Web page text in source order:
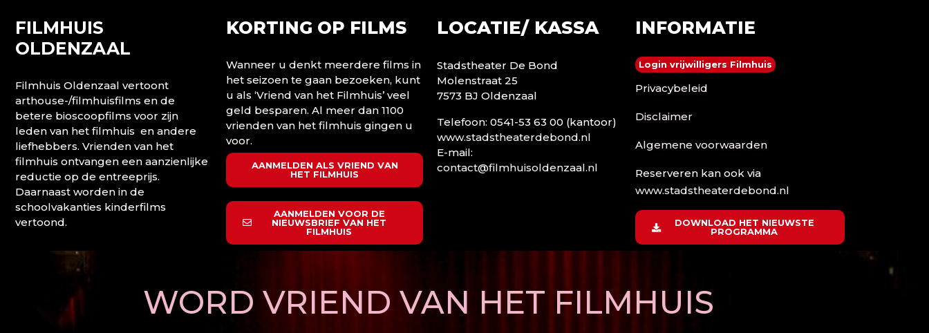
FILMHUIS
OLDENZAAL
Filmhuis Oldenzaal vertoont
arthouse-/filmhuisfilms en de
betere bioscoopfilms voor zijn
leden van het filmhuis en andere
liefhebbers. Vrienden van het
filmhuis ontvangen een aanzienlijke
reductie op de entreeprijs.
Daarnaast worden in de
schoolvakanties kinderfilms
vertoond.
KORTING OP FILMS
Wanneer u denkt meerdere films in
het seizoen te gaan bezoeken, kunt
u als ‘Vriend van het Filmhuis’ veel
geld besparen. Al meer dan 1100
vrienden van het filmhuis gingen u
voor.
AANMELDEN ALS VRIEND VAN
HET FILMHUIS
AANMELDEN VOOR DE
NIEUWSBRIEF VAN HET
FILMHUIS
WORD VRIEND VAN HET FILMHUIS
LOCATIE/ KASSA
Stadstheater De Bond
Molenstraat 25
7573 BJ Oldenzaal
Telefoon: 0541-53 63 00 (kantoor)
www.stadstheaterdebond.nl
E-mail:
contact@filmhuisoldenzaal.nl
INFORMATIE
Login vrijwilligers Filmhuis
Privacybeleid
Disclaimer
Algemene voorwaarden
Reserveren kan ook via
www.stadstheaterdebond.nl
DOWNLOAD HET NIEUWSTE
PROGRAMMA